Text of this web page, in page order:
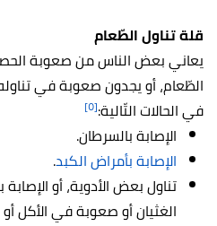
قلة تناول الطّعام
يعاني بعض الناس من صعوبة
الطّعام، أو يجدون صعوبة في
في الحالات التّالية:[٥]
الإصابة بالسرطان.
الإصابة بأمراض الكبد.
تناول بعض الأدوية، أو
الغثيان أو صعوبة في الأكل أو